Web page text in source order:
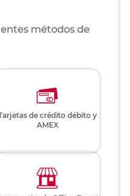
métodos de
de crédito débito y
AMEX